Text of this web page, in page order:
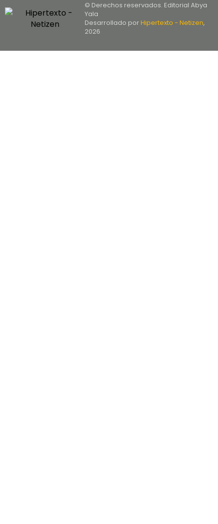
© Derechos reservados. Editorial Abya
Yala
Desarrollado porHipertexto - Netizen,
2026